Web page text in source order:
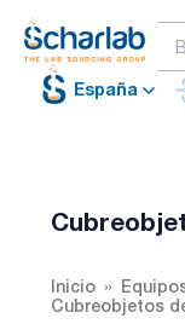
España
Inicio
Cubreobjetos